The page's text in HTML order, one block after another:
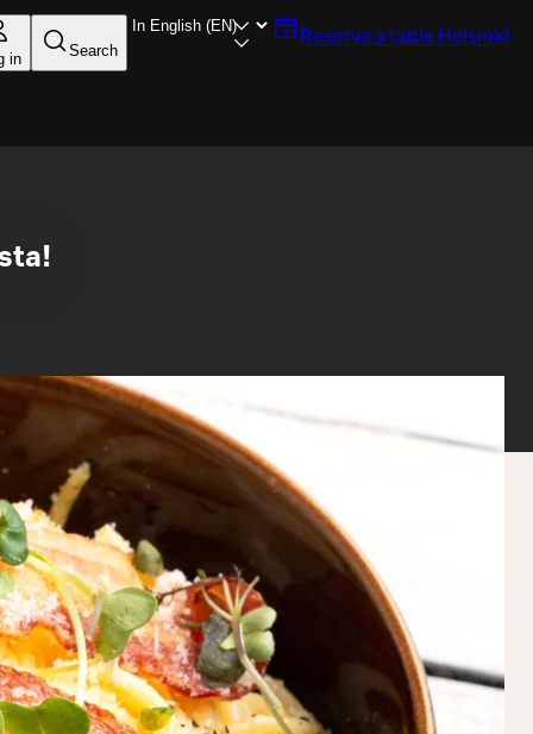
in Search
Reserve a table Helsinki